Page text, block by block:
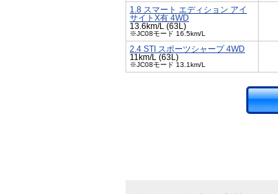
1.8 スマート エディション アイ
サイトX有 4WD
13.6km/L (63L)
※JC08モード 16.5km/L
2.4 STI スポーツシャープ 4WD
11km/L (63L)
※JC08モード 13.1km/L